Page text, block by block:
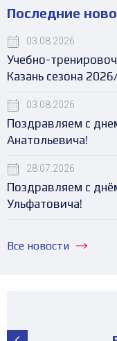
Последние
03.08.2026
Учебно-
Казань сезона
03.08.2026
Поздравляем с
Анатольевича!
28.07.2026
Поздравляем с
Ульфатовича!
Все новости